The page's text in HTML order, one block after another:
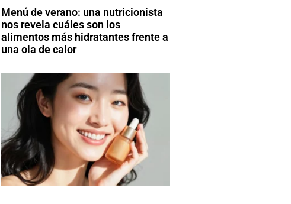
Menú de verano: una nutricionista
nos revela cuáles son los
alimentos más hidratantes frente a
una ola de calor